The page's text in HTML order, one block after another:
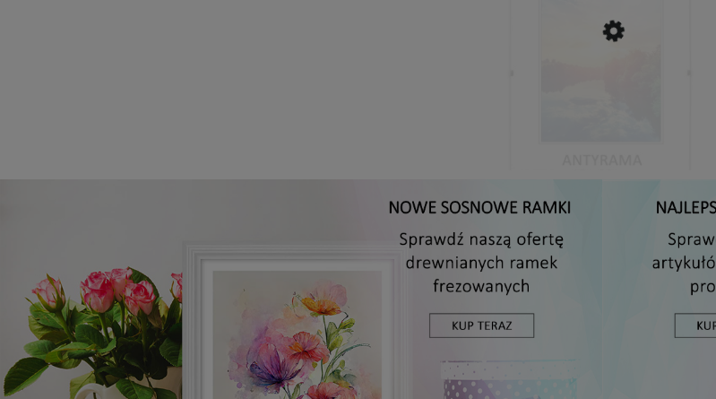
Antyrama plexi w rozmiarze 15x20 cm